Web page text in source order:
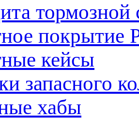
тормозной
покрытие
кейсы
запасного
хабы